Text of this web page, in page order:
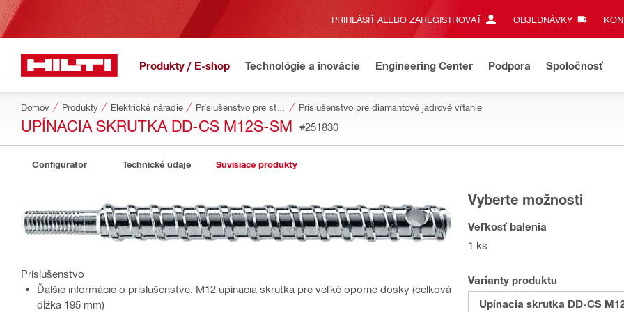
PRIHLÁSIŤ ALEBO ZAREGISTROVAŤ OBJEDNÁVKY
Produkty / E-shop Technológie a inovácie Engineering Center Podpora Spoločnosť
Domov Produkty Elektrické náradie Príslušenstvo pre diamantové jadrové vŕtanie
UPÍNACIA SKRUTKA DD-CS M12S-SM #251830
Configurator Technické údaje Súvisiace produkty
Príslušenstvo
Ďalšie informácie o príslušenstve: M12 upínacia skrutka pre veľké oporné dosky (celková
dĺžka 195 mm)
Vyberte možnosti
Veľkosť balenia
1 ks
Varianty produktu
Upínacia skrutka DD-CS